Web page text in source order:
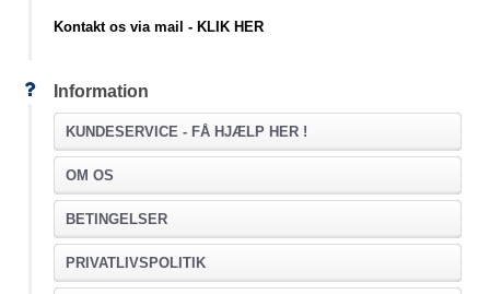
Kontakt os via mail - KLIK HER
Information
KUNDESERVICE - FÅ HJÆLP HER !
OM OS
BETINGELSER
PRIVATLIVSPOLITIK